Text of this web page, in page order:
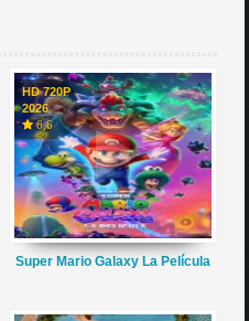
HD 720P
2026
6,6
Super Mario Galaxy La Película